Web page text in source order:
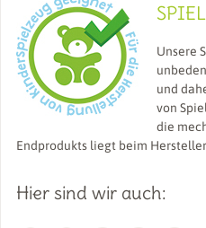
Unsere
und
von
die
Endprodukts liegt beim
Hier sind wir auch: